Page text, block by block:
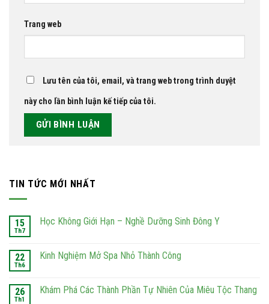
TIN TỨC MỚI NHẤT
15
Th7
Học Không Giới Hạn – Nghề Dưỡng Sinh Đông Y
22
Th6
Kinh Nghiệm Mở Spa Nhỏ Thành Công
26
Th1
Khám Phá Các Thành Phần Tự Nhiên Của Miêu Tộc Thang
Trang web
Lưu tên của tôi, email, và trang web trong trình duyệt
này cho lần bình luận kế tiếp của tôi.